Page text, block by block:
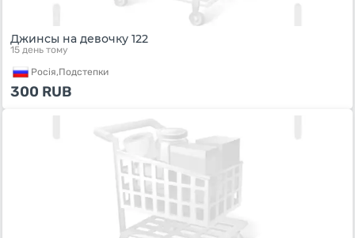
Джинсы на девочку 122
15 день тому
Росiя,Подстепки
300 RUB